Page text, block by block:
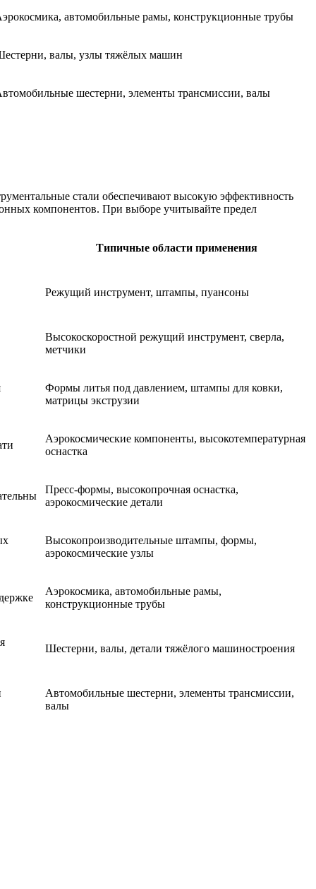
автомобильные рамы, конструкционные трубы
валы, узлы тяжёлых машин
шестерни, элементы трансмиссии, валы
стали обеспечивают высокую эффективность
компонентов. При выборе учитывайте предел
Типичные области применения
Режущий инструмент, штампы, пуансоны
Высокоскоростной режущий инструмент, сверла,
метчики
Формы литья под давлением, штампы для ковки,
матрицы экструзии
Аэрокосмические компоненты, высокотемпературная
оснастка
Пресс-формы, высокопрочная оснастка,
аэрокосмические детали
Высокопроизводительные штампы, формы,
аэрокосмические узлы
Аэрокосмика, автомобильные рамы,
конструкционные трубы
Шестерни, валы, детали тяжёлого машиностроения
Автомобильные шестерни, элементы трансмиссии,
валы